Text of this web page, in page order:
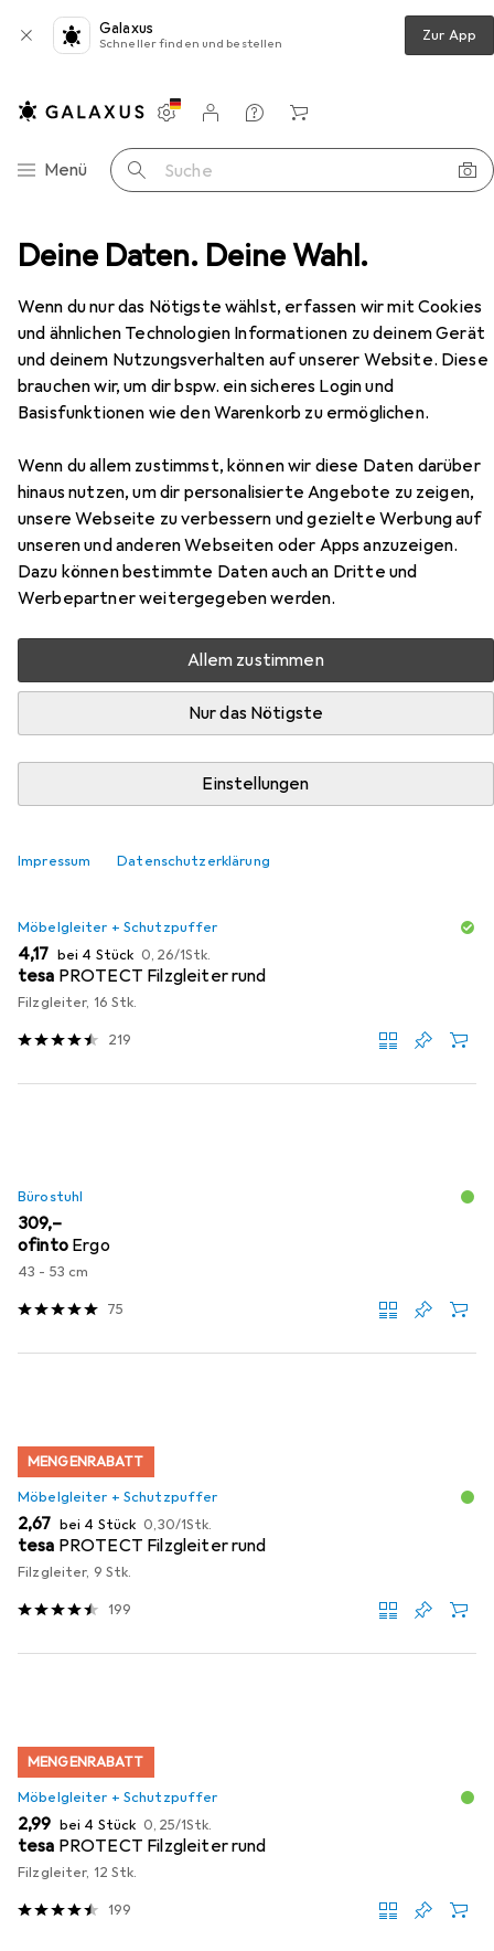
Deine Daten. Deine Wahl.
Wenn du nur das Nötigste wählst, erfassen wir mit Cookies
und ähnlichen Technologien Informationen zu deinem Gerät
und deinem Nutzungsverhalten auf unserer Website. Diese
brauchen wir, um dir bspw. ein sicheres Login und
Basisfunktionen wie den Warenkorb zu ermöglichen.
Wenn du allem zustimmst, können wir diese Daten darüber
hinaus nutzen, um dir personalisierte Angebote zu zeigen,
unsere Webseite zu verbessern und gezielte Werbung auf
unseren und anderen Webseiten oder Apps anzuzeigen.
Dazu können bestimmte Daten auch an Dritte und
Werbepartner weitergegeben werden.
Allem zustimmen
Nur das Nötigste
Einstellungen
Impressum Datenschutzerklärung
Galaxus
Schneller finden und bestellen Zur App
Navigation nach Kategorien
Menü Suche
Einstellungen
Kundenkonto
Vergleichslisten
Merklisten
Warenkorb
Arbeitszimmer Schreibtisch Vicco Tower
EUR
90,32
ViccoTower
122.20 x 55.20 x 75.80 cm
Zubehör für Vicco Tower
Hier findest du passendes Zubehör zum Produkt Vicco
Tower aus den Kategorien Möbelgleiter + Schutzpuffer
Beliebt Möbelgleiter + Schutzpuffer Bürostuhl
Relevanz
Möbelgleiter + Schutzpuffer
EUR
4,17 bei 4 Stück EUR
0,26/1Stk.
tesa PROTECT Filzgleiter rund
Filzgleiter, 16 Stk.
219
Bürostuhl
EUR
309,–
ofinto Ergo
43 - 53 cm
75
MENGENRABATT
Möbelgleiter + Schutzpuffer
EUR
2,67 bei 4 Stück EUR
0,30/1Stk.
tesa PROTECT Filzgleiter rund
Filzgleiter, 9 Stk.
199
MENGENRABATT
Möbelgleiter + Schutzpuffer
EUR
2,99 bei 4 Stück EUR
0,25/1Stk.
tesa PROTECT Filzgleiter rund
Filzgleiter, 12 Stk.
199